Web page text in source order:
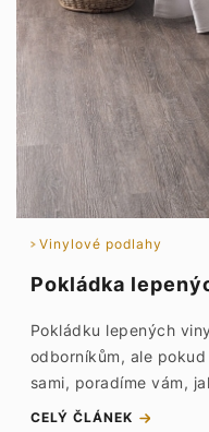
Vinylové podlahy
Pokládka
Pokládku lepených
odborníkům, ale
sami, poradíme vám,
CELÝ ČLÁNEK